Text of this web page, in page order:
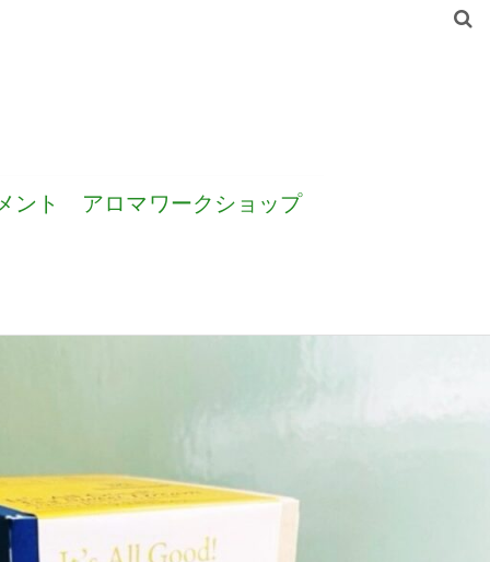
ント アロマワークショップ